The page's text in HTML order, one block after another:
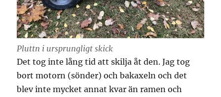
Pluttn i ursprungligt skick
Det tog inte lång tid att skilja åt den. Jag tog
bort motorn (sönder) och bakaxeln och det
blev inte mycket annat kvar än ramen och